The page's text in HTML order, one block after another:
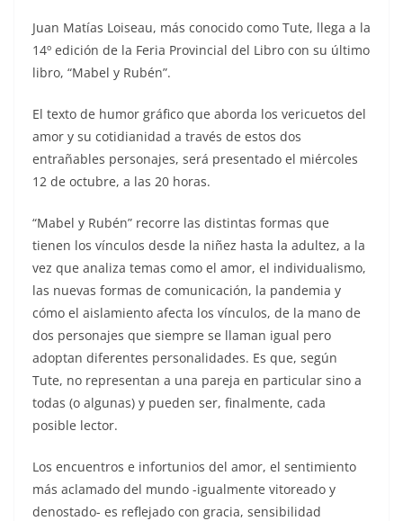
Juan Matías Loiseau, más conocido como Tute, llega a la
14º edición de la Feria Provincial del Libro con su último
libro, “Mabel y Rubén”.
El texto de humor gráfico que aborda los vericuetos del
amor y su cotidianidad a través de estos dos
entrañables personajes, será presentado el miércoles
12 de octubre, a las 20 horas.
“Mabel y Rubén” recorre las distintas formas que
tienen los vínculos desde la niñez hasta la adultez, a la
vez que analiza temas como el amor, el individualismo,
las nuevas formas de comunicación, la pandemia y
cómo el aislamiento afecta los vínculos, de la mano de
dos personajes que siempre se llaman igual pero
adoptan diferentes personalidades. Es que, según
Tute, no representan a una pareja en particular sino a
todas (o algunas) y pueden ser, finalmente, cada
posible lector.
Los encuentros e infortunios del amor, el sentimiento
más aclamado del mundo -igualmente vitoreado y
denostado- es reflejado con gracia, sensibilidad